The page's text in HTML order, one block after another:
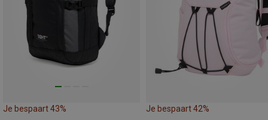
Je bespaart 43% Je bespaart 42%